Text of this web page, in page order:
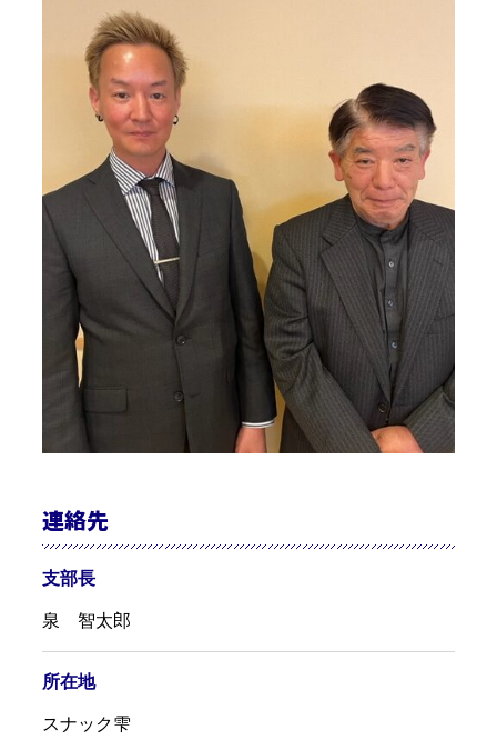
連絡先
支部長
泉 智太郎
所在地
スナック雫